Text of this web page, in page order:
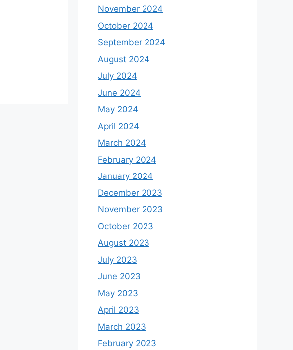
November 2024
October 2024
September 2024
August 2024
July 2024
June 2024
May 2024
April 2024
March 2024
February 2024
January 2024
December 2023
November 2023
October 2023
August 2023
July 2023
June 2023
May 2023
April 2023
March 2023
February 2023